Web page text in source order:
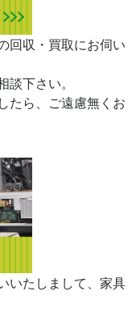
回収・買取にお伺い
下さい。
たら、ご遠慮無くお
いたしまして、家具